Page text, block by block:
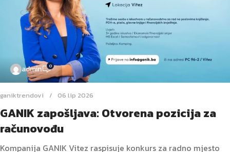
admin 0
ganiktrendovi 06 lip 2026
GANIK zapošljava: Otvorena pozicija za
računovođu
Kompanija GANIK Vitez raspisuje konkurs za radno mjesto